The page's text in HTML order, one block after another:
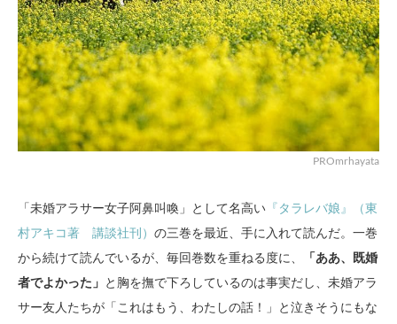
PROmrhayata
「未婚アラサー女子阿鼻叫喚」として名高い 『タラレバ娘』（東
村アキコ著 講談社刊） の三巻を最近、手に入れて読んだ。一巻
から続けて読んでいるが、毎回巻数を重ねる度に、
「ああ、既婚
者でよかった」 と胸を撫で下ろしているのは事実だし、未婚アラ
サー友人たちが「これはもう、わたしの話！」と泣きそうにもな